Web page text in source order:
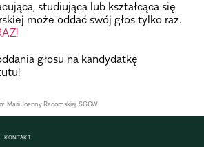
stu­diu­jąca lub kształ­cąca się
może oddać swój głos tylko raz.
głosu na kan­dy­datkę
Marii Joanny Radomskiej SGGW
KONTAKT